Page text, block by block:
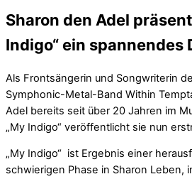
Sharon den Adel
Indigo“ ein spannendes
Als Frontsängerin und Songwriterin
Symphonic-Metal-Band Within
Adel bereits seit über 20 Jahren im
„My Indigo“ veröffentlicht sie nun
„My Indigo“ ist Ergebnis einer
schwierigen Phase in Sharon Leben,